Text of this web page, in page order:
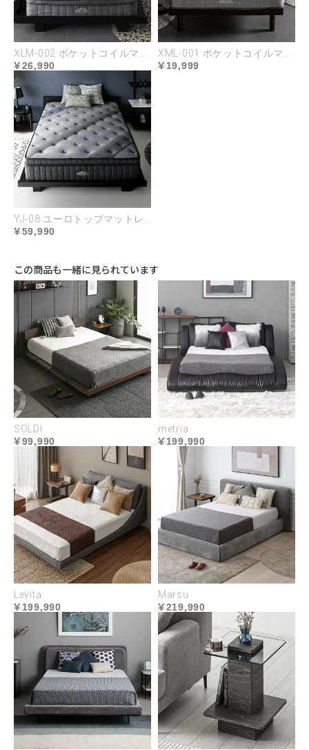
SPECIFICATION
極厚25㎝ 9層構造 Wウレタン
高密度コイル エッジサポート 通気性◎
こだわり抜いた多層構造とポケットコイルで
快眠をサポートいたします。
POCKET COIL
XLM-002 ポケットコイルマットレス
26,990
XML-001 ポケットコイルマットレス
19,999
YJ-08 ユーロトップマットレス
59,990
この商品も一緒に見られています
SOLDI
99,990
metria
199,990
Levita
199,990
Marsu
219,990